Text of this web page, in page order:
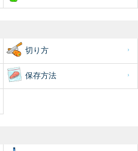
切り方
保存方法